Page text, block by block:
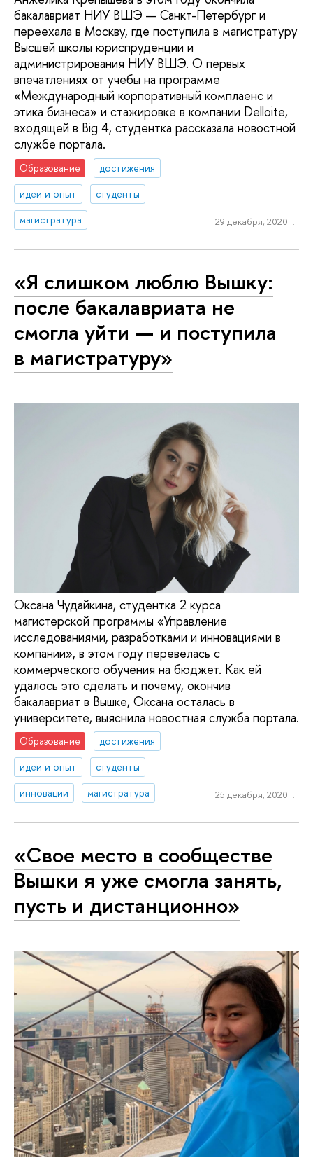
бакалавриат НИУ ВШЭ — Санкт-Петербург и
переехала в Москву, где поступила в магистратуру
Высшей школы юриспруденции и
администрирования НИУ ВШЭ. О первых
впечатлениях от учебы на программе
«Международный корпоративный комплаенс и
этика бизнеса» и стажировке в компании Delloite,
входящей в Big 4, студентка рассказала новостной
службе портала.
Образование
достижения
идеи и опыт
студенты
магистратура
29 декабря, 2020 г.
«Я слишком люблю Вышку:
после бакалавриата не
смогла уйти — и поступила
в магистратуру»
Оксана Чудайкина, студентка 2 курса
магистерской программы «Управление
исследованиями, разработками и инновациями в
компании», в этом году перевелась с
коммерческого обучения на бюджет. Как ей
удалось это сделать и почему, окончив
бакалавриат в Вышке, Оксана осталась в
университете, выяснила новостная служба портала.
Образование
достижения
идеи и опыт
студенты
инновации
магистратура 25 декабря, 2020 г.
«Свое место в сообществе
Вышки я уже смогла занять,
пусть и дистанционно»